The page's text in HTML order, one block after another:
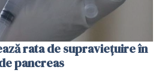
rata de supraviețuire în
pancreas